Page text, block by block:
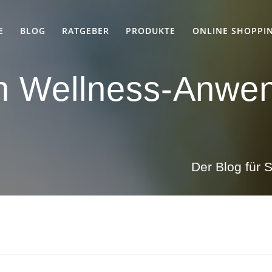
BLOG RATGEBER PRODUKTE ONLINE
Wellness-
Der Blog für